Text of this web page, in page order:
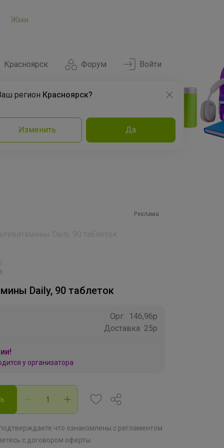
Жми
Форум
Красноярск
регион Красноярск?
Изменить Да
Войти
Команда Эксперты
Реклама
Daily, 90 таблеток
Орг. 146,96р
Доставка 25р
у организатора
что ознакомлены с регламентом
с договором оферты